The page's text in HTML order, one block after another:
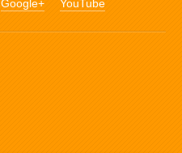
Google+ YouTube